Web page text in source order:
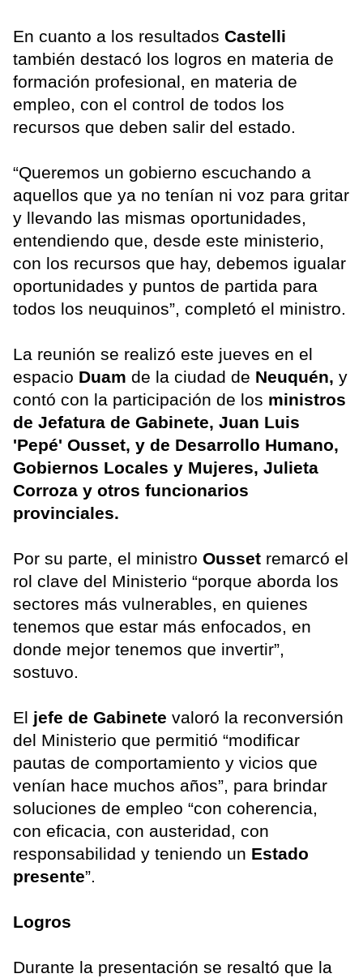
En cuanto a los resultados Castelli
también destacó los logros en materia de
formación profesional, en materia de
empleo, con el control de todos los
recursos que deben salir del estado.
“Queremos un gobierno escuchando a
aquellos que ya no tenían ni voz para gritar
y llevando las mismas oportunidades,
entendiendo que, desde este ministerio,
con los recursos que hay, debemos igualar
oportunidades y puntos de partida para
todos los neuquinos”, completó el ministro.
La reunión se realizó este jueves en el
espacio Duam de la ciudad de Neuquén, y
contó con la participación de los ministros
de Jefatura de Gabinete, Juan Luis
'Pepé' Ousset, y de Desarrollo Humano,
Gobiernos Locales y Mujeres, Julieta
Corroza y otros funcionarios
provinciales.
Por su parte, el ministro Ousset remarcó el
rol clave del Ministerio “porque aborda los
sectores más vulnerables, en quienes
tenemos que estar más enfocados, en
donde mejor tenemos que invertir”,
sostuvo.
El jefe de Gabinete valoró la reconversión
del Ministerio que permitió “modificar
pautas de comportamiento y vicios que
venían hace muchos años”, para brindar
soluciones de empleo “con coherencia,
con eficacia, con austeridad, con
responsabilidad y teniendo un Estado
presente”.
Logros
Durante la presentación se resaltó que la